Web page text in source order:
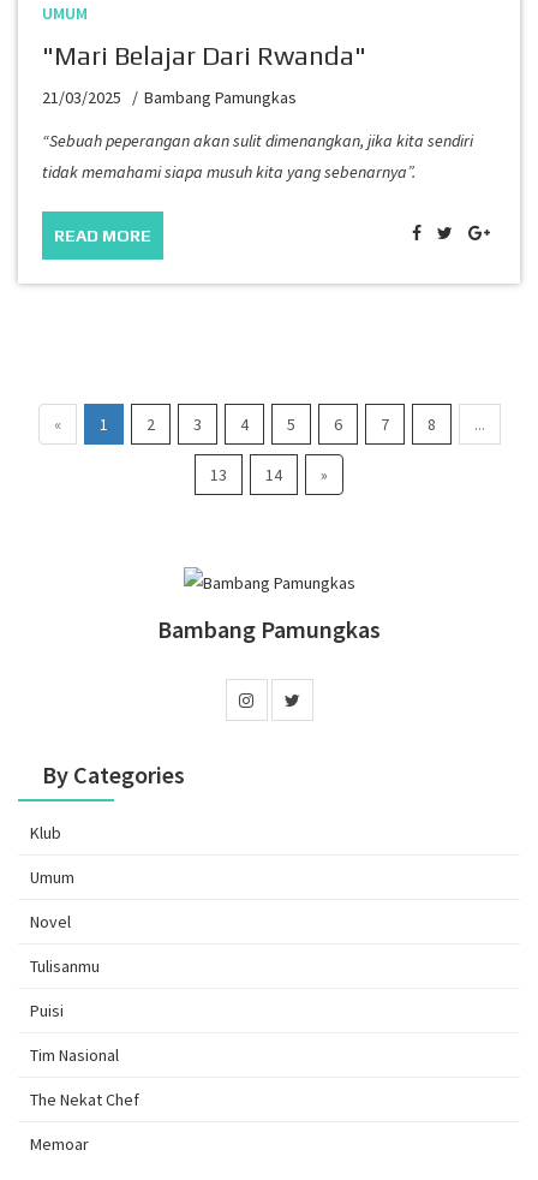
UMUM
"Mari Belajar Dari Rwanda"
21/03/2025
Bambang Pamungkas
“Sebuah peperangan akan sulit dimenangkan, jika kita sendiri
tidak memahami siapa musuh kita yang sebenarnya”.
READ MORE
« 1 2 3 4 5 6 7 8 ...
13 14 »
Bambang Pamungkas
By Categories
Klub
Umum
Novel
Tulisanmu
Puisi
Tim Nasional
The Nekat Chef
Memoar